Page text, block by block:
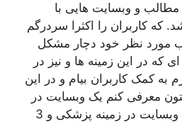
مطالب و وبسایت هایی با
که کاربران را اکثرا سردرگم
مورد نظر خود دچار مشکل
که در این زمینه ها و نیز در
به کمک کاربران بیام و در این
بهتون معرفی کنم یک وبسایت در
زمینه دندان پزشکی یک وبسایت در زمینه پزشکی و 3